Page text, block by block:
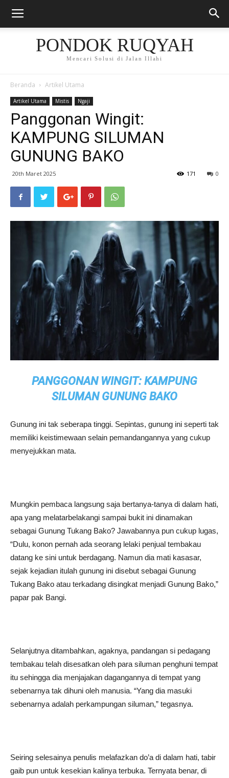
PONDOK RUQYAH
Mencari Solusi di Jalan Illahi
Beranda Artikel Utama
Artikel Utama Mistis Ngaji
Panggonan Wingit:
KAMPUNG SILUMAN
GUNUNG BAKO
20th Maret 2025 0
171
PANGGONAN WINGIT: KAMPUNG
SILUMAN GUNUNG BAKO
Gunung ini tak seberapa tinggi. Sepintas, gunung ini seperti tak
memiliki keistimewaan selain pemandangannya yang cukup
menyejukkan mata.
Mungkin pembaca langsung saja bertanya-tanya di dalam hati,
apa yang melatarbelakangi sampai bukit ini dinamakan
sebagai Gunung Tukang Bako? Jawabannya pun cukup lugas,
“Dulu, konon pernah ada seorang lelaki penjual tembakau
datang ke sini untuk berdagang. Namun dia mati kasasar,
sejak kejadian itulah gunung ini disebut sebagai Gunung
Tukang Bako atau terkadang disingkat menjadi Gunung Bako,”
papar pak Bangi.
Selanjutnya ditambahkan, agaknya, pandangan si pedagang
tembakau telah disesatkan oleh para siluman penghuni tempat
itu sehingga dia menjajakan dagangannya di tempat yang
sebenarnya tak dihuni oleh manusia. “Yang dia masuki
sebenarnya adalah perkampungan siluman,” tegasnya.
Seiring selesainya penulis melafazkan do’a di dalam hati, tabir
gaib pun untuk kesekian kalinya terbuka. Ternyata benar, di